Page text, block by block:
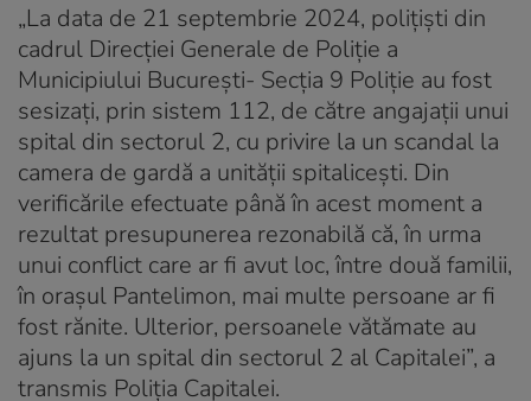
„La data de 21 septembrie 2024, poliţişti din
cadrul Direcţiei Generale de Poliţie a
Municipiului Bucureşti- Secţia 9 Poliţie au fost
sesizaţi, prin sistem 112, de către angajaţii unui
spital din sectorul 2, cu privire la un scandal la
camera de gardă a unităţii spitaliceşti. Din
verificările efectuate până în acest moment a
rezultat presupunerea rezonabilă că, în urma
unui conflict care ar fi avut loc, între două familii,
în oraşul Pantelimon, mai multe persoane ar fi
fost rănite. Ulterior, persoanele vătămate au
ajuns la un spital din sectorul 2 al Capitalei”, a
transmis Poliția Capitalei.